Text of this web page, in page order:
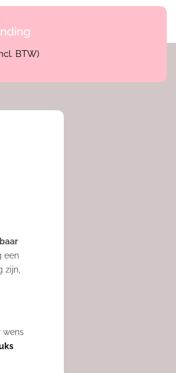
BTW)
een
zijn,
wens